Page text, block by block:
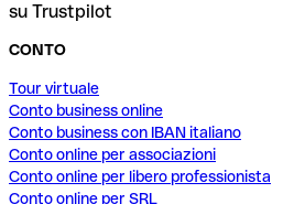
su Trustpilot
CONTO
Tour virtuale
Conto business online
Conto business con IBAN italiano
Conto online per associazioni
Conto online per libero professionista
Conto online per SRL